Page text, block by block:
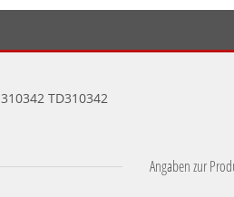
TD310342
Angaben zur